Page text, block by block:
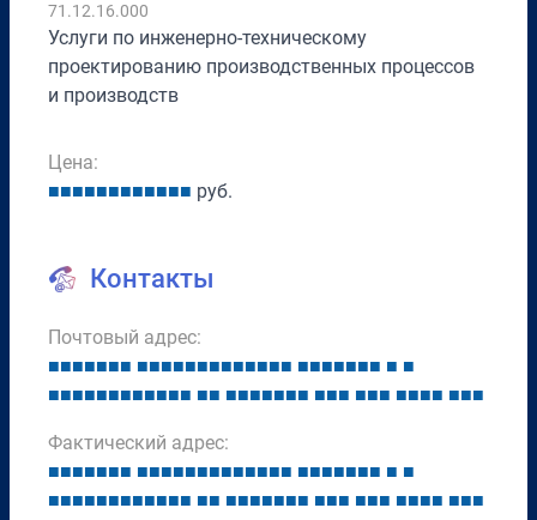
71.12.16.000
Услуги по инженерно-техническому
проектированию производственных процессов
и производств
Цена:
■■■■■■■■■■■■ руб.
Контакты
Почтовый адрес:
■■■■■■■ ■■■■■■■■■■■■■ ■■■■■■■ ■ ■
■■■■■■■■■■■■ ■■ ■■■■■■■ ■■■ ■■■ ■■■■ ■■■
Фактический адрес:
■■■■■■■ ■■■■■■■■■■■■■ ■■■■■■■ ■ ■
■■■■■■■■■■■■ ■■ ■■■■■■■ ■■■ ■■■ ■■■■ ■■■